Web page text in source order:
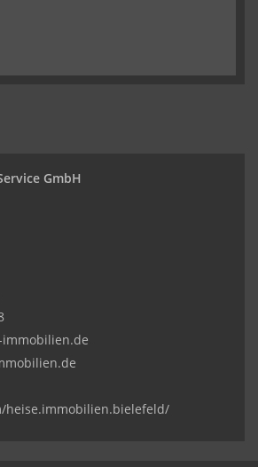
GmbH
immobilien.de
heise.immobilien.bielefeld/